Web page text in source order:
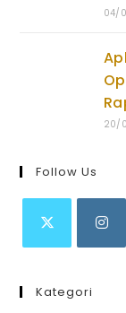
04/
20/
Follow Us
a
Kategori